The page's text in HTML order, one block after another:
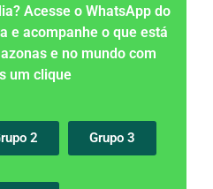
Acesse o WhatsApp do
e acompanhe o que está
e no mundo com
um clique
2 Grupo 3